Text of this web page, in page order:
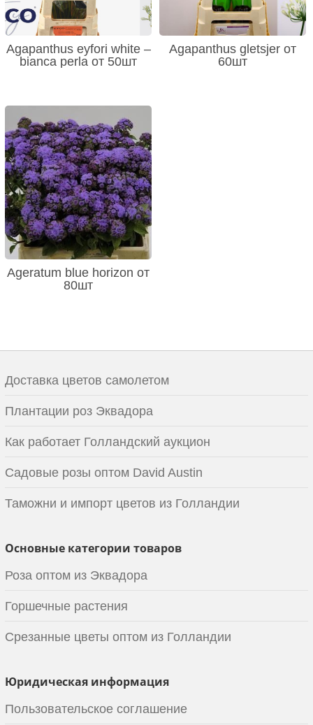
Agapanthus eyfori white –
bianca perla от 50шт
Agapanthus gletsjer от
60шт
Ageratum blue horizon от
80шт
Доставка цветов самолетом
Плантации роз Эквадора
Как работает Голландский аукцион
Садовые розы оптом David Austin
Таможни и импорт цветов из Голландии
Основные категории товаров
Роза оптом из Эквадора
Горшечные растения
Срезанные цветы оптом из Голландии
Юридическая информация
Пользовательское соглашение